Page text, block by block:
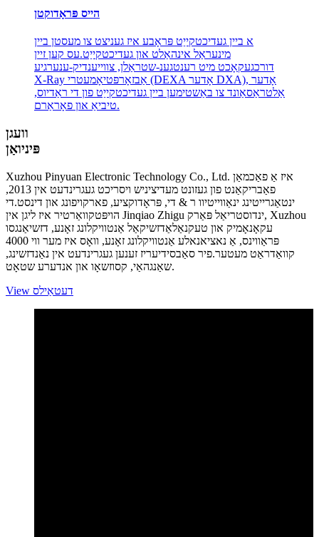
הייס פּראָדוקטן
א ביין געדיכטקייַט פּראָבע איז געניצט צו מעסטן ביין
מינעראַל אינהאַלט און געדיכטקייַט.עס קען זיין
דורכגעקאָכט מיט רענטגענ-שטראַלן, צווייענדיק-ענערגיע
X-Ray אַבזאָרפּטיאָמעטרי (DEXA אָדער DXA), אָדער
אַלטראַסאַונד צו באַשטימען ביין געדיכטקייַט פון די ראַדיוס,
טיביאַ און פאָראַרם.
וועגן
פּיניואַן
Xuzhou Pinyuan Electronic Technology Co., Ltd. איז אַ פאַכמאַן
פאַבריקאַנט פון געזונט מעדיציניש ויסריכט געגרינדעט אין 2013,
ינטאַגרייטינג ינאַווייטיוו ר & די, פּראָדוקציע, פארקויפונג און דינסט.די
הויפּטקוואַרטיר איז ליגן אין Jinqiao Zhigu ינדוסטריאַל פּאַרק, Xuzhou
עקאָנאָמיק און טעקנאַלאַדזשיקאַל אַנטוויקלונג זאָנע, דזשיאַנגסו
פּראַווינס, אַ נאציאנאלע אַנטוויקלונג זאָנע, וואָס איז מער ווי 4000
קוואַדראַט מעטער.פיר סאַבסידיעריז זענען געגרינדעט אין נאַנדזשינג,
שאַנגהאַי, קסוזשאָו און אנדערע שטאָט.
View דעטאַילס